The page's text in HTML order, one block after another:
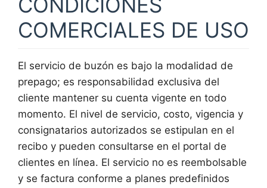
COMERCIALES DE USO
El servicio de buzón es bajo la modalidad de
prepago; es responsabilidad exclusiva del
cliente mantener su cuenta vigente en todo
momento. El nivel de servicio, costo, vigencia y
consignatarios autorizados se estipulan en el
recibo y pueden consultarse en el portal de
clientes en línea. El servicio no es reembolsable
y se factura conforme a planes predefinidos